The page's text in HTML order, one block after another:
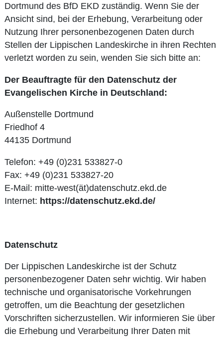
Dortmund des BfD EKD zuständig. Wenn Sie der
Ansicht sind, bei der Erhebung, Verarbeitung oder
Nutzung Ihrer personenbezogenen Daten durch
Stellen der Lippischen Landeskirche in ihren Rechten
verletzt worden zu sein, wenden Sie sich bitte an:
Der Beauftragte für den Datenschutz der
Evangelischen Kirche in Deutschland:
Außenstelle Dortmund
Friedhof 4
44135 Dortmund
Telefon: +49 (0)231 533827-0
Fax: +49 (0)231 533827-20
E-Mail: mitte-west(ät)datenschutz.ekd.de
Internet: https://datenschutz.ekd.de/
Datenschutz
Der Lippischen Landeskirche ist der Schutz
personenbezogener Daten sehr wichtig. Wir haben
technische und organisatorische Vorkehrungen
getroffen, um die Beachtung der gesetzlichen
Vorschriften sicherzustellen. Wir informieren Sie über
die Erhebung und Verarbeitung Ihrer Daten mit